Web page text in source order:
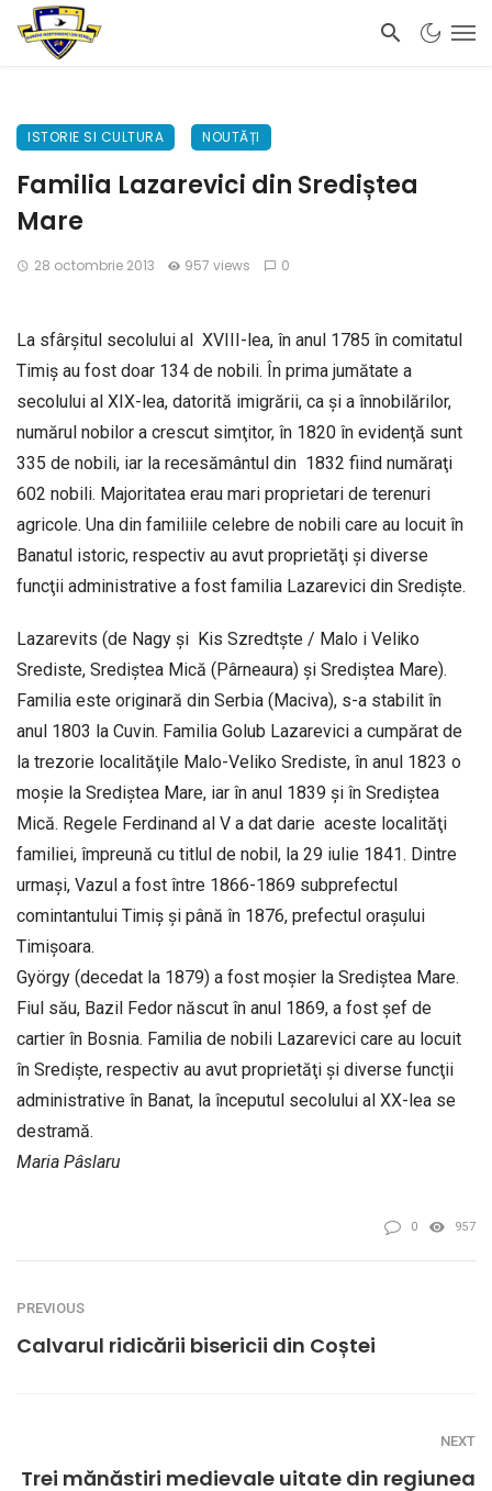
ISTORIE SI CULTURA NOUTĂȚI
Familia Lazarevici din Srediștea
Mare
28 octombrie 2013 957 views 0
La sfârşitul secolului al XVIII-lea, în anul 1785 în comitatul
Timiş au fost doar 134 de nobili. În prima jumătate a
secolului al XIX-lea, datorită imigrării, ca şi a înnobilărilor,
numărul nobilor a crescut simţitor, în 1820 în evidenţă sunt
335 de nobili, iar la recesământul din 1832 fiind număraţi
602 nobili. Majoritatea erau mari proprietari de terenuri
agricole. Una din familiile celebre de nobili care au locuit în
Banatul istoric, respectiv au avut proprietăţi şi diverse
funcţii administrative a fost familia Lazarevici din Sredişte.
Lazarevits (de Nagy şi Kis Szredtşte / Malo i Veliko
Srediste, Srediştea Mică (Pârneaura) şi Srediştea Mare).
Familia este originară din Serbia (Maciva), s-a stabilit în
anul 1803 la Cuvin. Familia Golub Lazarevici a cumpărat de
la trezorie loca­lităţile Malo-Veliko Srediste, în anul 1823 o
moşie la Srediştea Mare, iar în anul 1839 şi în Srediştea
Mică. Regele Ferdinand al V a dat darie aceste localităţi
familiei, împreună cu titlul de nobil, la 29 iulie 1841. Dintre
urmaşi, Vazul a fost între 1866-1869 subprefectul
comintantului Timiş şi până în 1876, prefectul oraşului
Timişoara.
György (decedat la 1879) a fost moşier la Sre­diştea Mare.
Fiul său, Bazil Fedor născut în anul 1869, a fost şef de
cartier în Bosnia. Familia de nobili Lazarevici care au locuit
în Sredişte, respectiv au avut proprietăţi şi diverse funcţii
administrative în Banat, la începutul secolului al XX-lea se
destramă.
Maria Pâslaru
0 957
PREVIOUS
Calvarul ridicării bisericii din Coștei
NEXT
Trei mănăstiri medievale uitate din regiunea